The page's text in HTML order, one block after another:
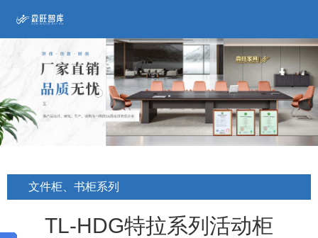
文件柜、书柜系列
TL-HDG特拉系列活动柜